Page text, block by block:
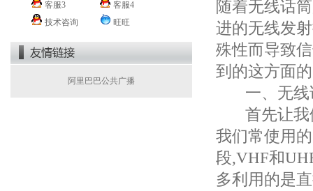
客服3
客服4
技术咨询
旺旺
阿里巴巴公共广播
随着无线话
进的无线发
殊性而导致
到的这方面
一、无线
首先让我
我们常使用
段,VHF和
多利用的是